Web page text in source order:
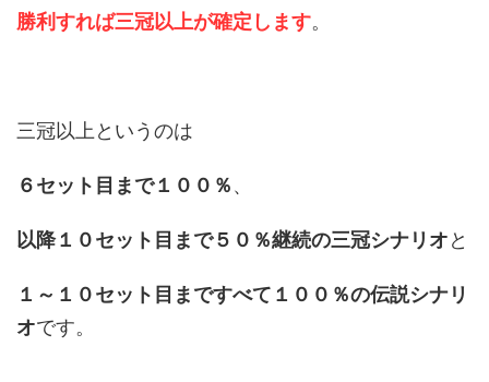
勝利すれば三冠以上が確定します。
三冠以上というのは
６セット目まで１００％、
以降１０セット目まで５０％継続の三冠シナリオと
１～１０セット目まですべて１００％の伝説シナリ
オです。